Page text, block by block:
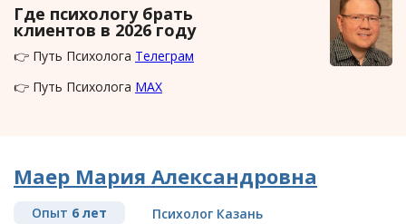
Где психологу брать
клиентов в 2026 году
👉 Путь Психолога Телеграм
👉 Путь Психолога MAX
Маер Мария Александровна
Опыт 6 лет Психолог Казань